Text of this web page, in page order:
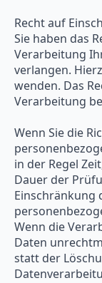
Recht auf
Sie haben das
Verarbeitung
verlangen.
wenden. Das
Verarbeitung
Wenn Sie die
in der Regel
Dauer der
Einschränkung
Wenn die
Daten
statt der